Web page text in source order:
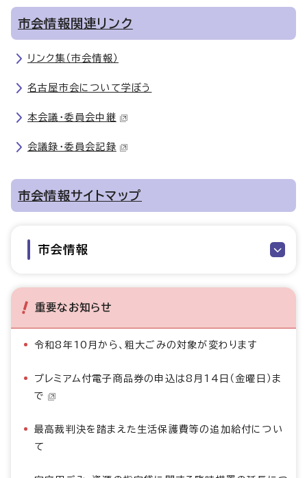
市会情報関連リンク
リンク集（市会情報）
名古屋市会について学ぼう
本会議・委員会中継
会議録・委員会記録
市会情報サイトマップ
市会情報
重要なお知らせ
令和8年10月から、粗大ごみの対象が変わります
プレミアム付電子商品券の申込は8月14日（金曜日）ま
で
最高裁判決を踏まえた生活保護費等の追加給付につい
て